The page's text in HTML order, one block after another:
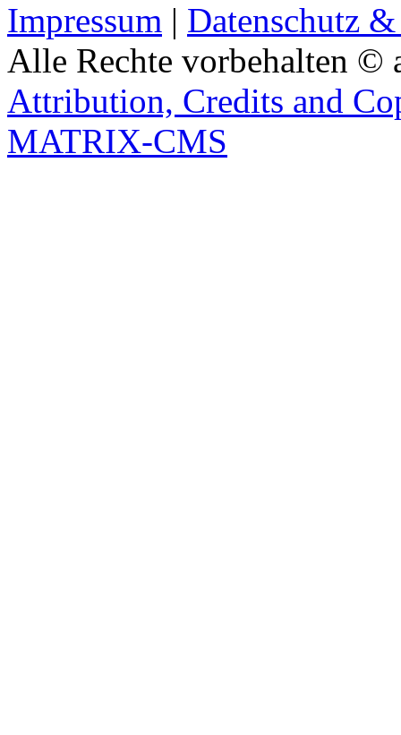
Impressum | Datenschutz
Alle Rechte vorbehalten ©
Attribution, Credits and
MATRIX-CMS